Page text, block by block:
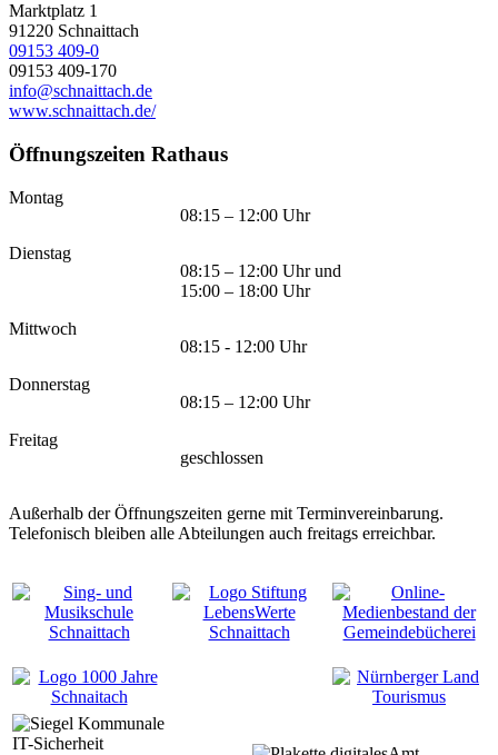
Marktplatz 1
91220 Schnaittach
09153 409-0
09153 409-170
info@schnaittach.de
www.schnaittach.de/
Öffnungszeiten Rathaus
Montag
08:15 – 12:00 Uhr
Dienstag
08:15 – 12:00 Uhr und
15:00 – 18:00 Uhr
Mittwoch
08:15 - 12:00 Uhr
Donnerstag
08:15 – 12:00 Uhr
Freitag
geschlossen
Außerhalb der Öffnungszeiten gerne mit Terminvereinbarung.
Telefonisch bleiben alle Abteilungen auch freitags erreichbar.